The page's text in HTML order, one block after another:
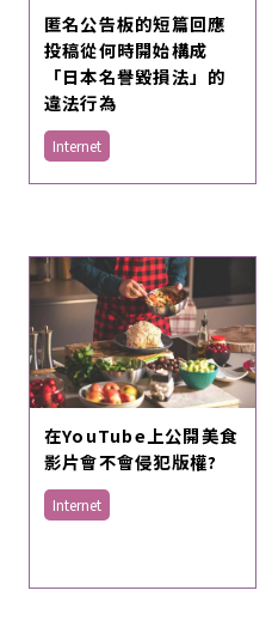
匿名公告板的短篇回應
投稿從何時開始構成
「日本名譽毀損法」的
違法行為
Internet
在YouTube上公開美食
影片會不會侵犯版權?
Internet